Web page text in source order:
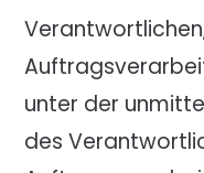
unter der
des